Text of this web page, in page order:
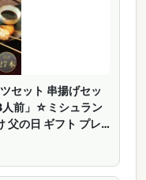
セット 串揚げセッ
人前」☆ミシュラン
父の日 ギフト プレ
お中元